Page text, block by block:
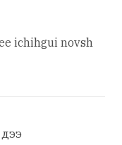
ichihgui novsh
дээ